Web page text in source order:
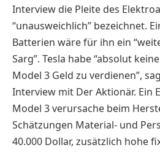
Interview die Pleite des
“unausweichlich” bezeichnet.
Batterien wäre für ihn ein
Sarg”. Tesla habe “absolut
Model 3 Geld zu verdienen”,
Interview mit Der Aktionär. Ein
Model 3 verursache beim
Schätzungen Material- und
40.000 Dollar, zusätzlich hohe